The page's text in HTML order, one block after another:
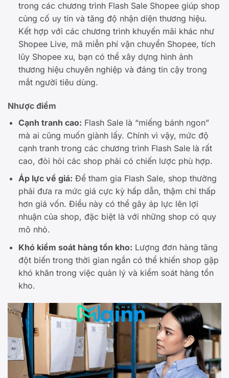
trong các chương trình Flash Sale Shopee giúp shop
củng cố uy tín và tăng độ nhận diện thương hiệu.
Kết hợp với các chương trình khuyến mãi khác như
Shopee Live, mã miễn phí vận chuyển Shopee, tích
lũy Shopee xu, bạn có thể xây dựng hình ảnh
thương hiệu chuyên nghiệp và đáng tin cậy trong
mắt người tiêu dùng.
Nhược điểm
Cạnh tranh cao: Flash Sale là “miếng bánh ngon”
mà ai cũng muốn giành lấy. Chính vì vậy, mức độ
cạnh tranh trong các chương trình Flash Sale là rất
cao, đòi hỏi các shop phải có chiến lược phù hợp.
Áp lực về giá: Để tham gia Flash Sale, shop thường
phải đưa ra mức giá cực kỳ hấp dẫn, thậm chí thấp
hơn giá vốn. Điều này có thể gây áp lực lên lợi
nhuận của shop, đặc biệt là với những shop có quy
mô nhỏ.
Khó kiểm soát hàng tồn kho: Lượng đơn hàng tăng
đột biến trong thời gian ngắn có thể khiến shop gặp
khó khăn trong việc quản lý và kiểm soát hàng tồn
kho.